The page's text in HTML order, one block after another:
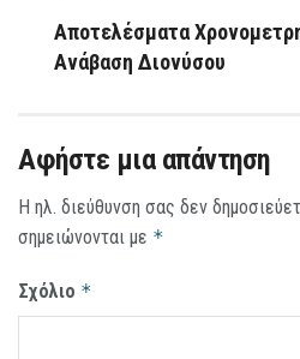
Αποτελέσματα
Ανάβαση Διονύσου
Αφήστε μια απάντηση
Η ηλ. διεύθυνση σας δεν
σημειώνονται με *
Σχόλιο *